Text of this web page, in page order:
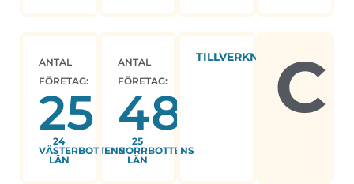
ANTAL
FÖRETAG:
25
24
VÄSTERBOTTENS
LÄN
ANTAL
FÖRETAG:
48
25
NORRBOTTENS
LÄN
TILLVERKNING C